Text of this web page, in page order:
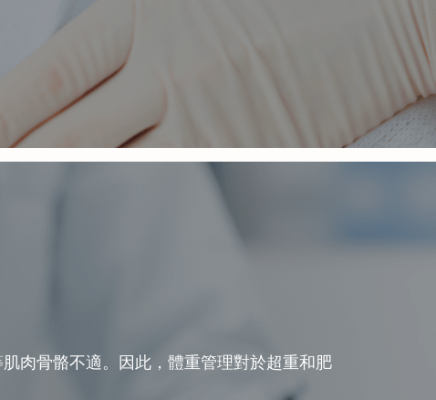
肉骨骼不適。因此，體重管理對於超重和肥